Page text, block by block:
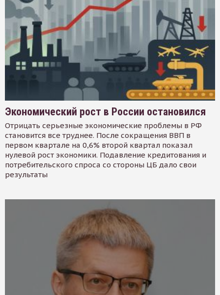
Экономический рост в России остановился
Отрицать серьезные экономические проблемы в РФ
становится все труднее. После сокращения ВВП в
первом квартале на 0,6% второй квартал показал
нулевой рост экономики. Подавление кредитования и
потребительского спроса со стороны ЦБ дало свои
результаты